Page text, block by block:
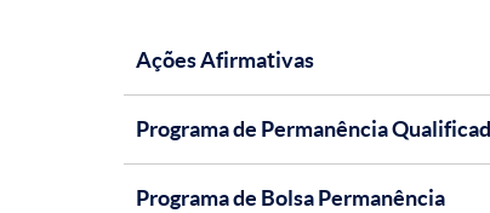
Ações Afirmativas
Programa de Permanência
Programa de Bolsa Permanência